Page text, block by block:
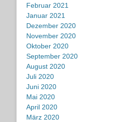
Februar 2021
Januar 2021
Dezember 2020
November 2020
Oktober 2020
September 2020
August 2020
Juli 2020
Juni 2020
Mai 2020
April 2020
März 2020